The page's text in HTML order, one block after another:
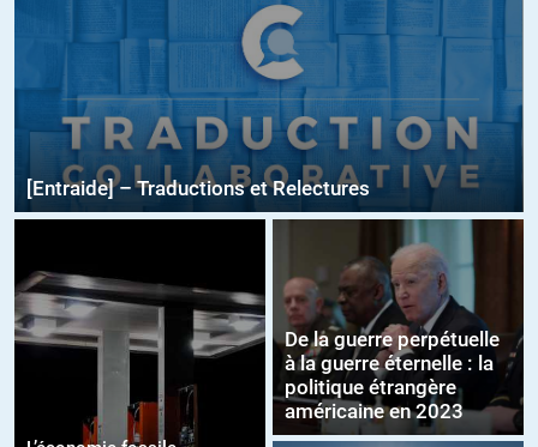
[Entraide] – Traductions et Relectures
De la guerre perpétuelle
à la guerre éternelle : la
politique étrangère
américaine en 2023